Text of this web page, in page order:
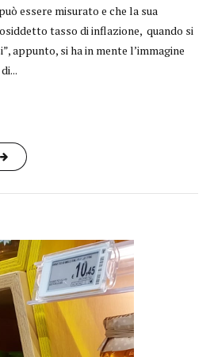
essere misurato e che la sua
tasso di inflazione, quando si
appunto, si ha in mente l’immagine